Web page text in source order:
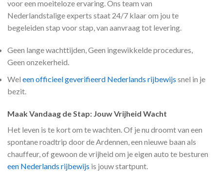
voor een moeiteloze ervaring. Ons team van
Nederlandstalige experts staat 24/7 klaar om jou te
begeleiden stap voor stap, van aanvraag tot levering.
Geen lange wachttijden, Geen ingewikkelde procedures,
Geen onzekerheid.
Wel een officieel geverifieerd Nederlands rijbewijs snel in je
bezit.
Maak Vandaag de Stap: Jouw Vrijheid Wacht
Het leven is te kort om te wachten. Of je nu droomt van een
spontane roadtrip door de Ardennen, een nieuwe baan als
chauffeur, of gewoon de vrijheid om je eigen auto te besturen
een Nederlands rijbewijs is jouw startpunt.